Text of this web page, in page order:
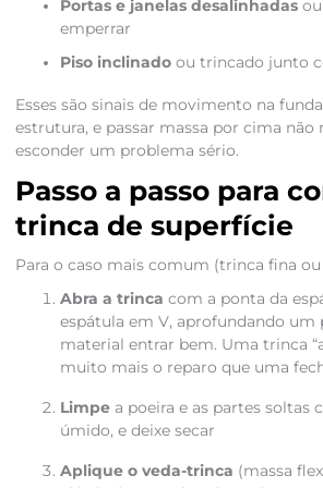
Portas e janelas desalinhadasou
emperrar
Piso inclinadoou trincado junto
Esses são sinais de movimento na
estrutura, e passar massa por cima não
esconder um problema sério.
Passo a passo para
trinca de superfície
Para o caso mais comum (trinca fina ou
Abra a trinca com a ponta da
espátula em V, aprofundando um
material entrar bem. Uma trinca
muito mais o reparo que uma
Limpea poeira e as partes soltas
úmido, e deixe secar
Aplique o veda-trinca (massa